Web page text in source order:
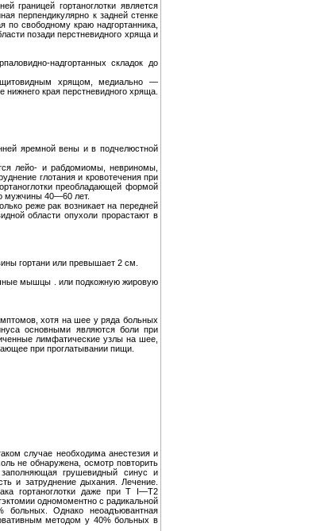
границей гортаноглотки является
перпендикулярно к задней стенке
свободному краю надгортанника,
позади перстневидного хряща и
надгортанных складок до
щитовидным хрящом, медиально —
края перстневидного хряща.
яремной вены и в подчелюстной
лейо- и рабдомиомы, невриномы,
глотания и кровотечения при
преобладающей формой
мужчины 40—60 лет.
реже рак возникает на передней
области опухоли прорастают в
гортани или превышает 2 см.
мышцы . или подкожную жировую
хотя на шее у ряда больных
основными являются боли при
лимфатические узлы на шее,
при проглатывании пищи.
случае необходима анестезия и
не обнаружена, осмотр повторить
грушевидный синус и
и затруднение дыхания. Лечение.
гортаноглотки даже при Τ Ι—Т2
одномоментно с радикальной
больных. Однако неоадъювантная
методом у 40% больных в